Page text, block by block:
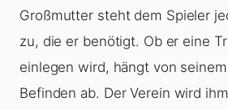
Großmutter steht dem Spieler
zu, die er benötigt. Ob er eine
einlegen wird, hängt von
Befinden ab. Der Verein wird